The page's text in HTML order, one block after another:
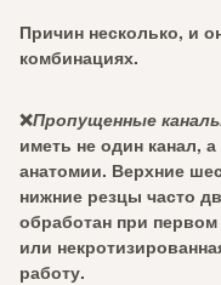
Причин несколько, и
комбинациях.
❌Пропущенные
иметь не один канал,
анатомии. Верхние
нижние резцы часто
обработан при
или
работу.